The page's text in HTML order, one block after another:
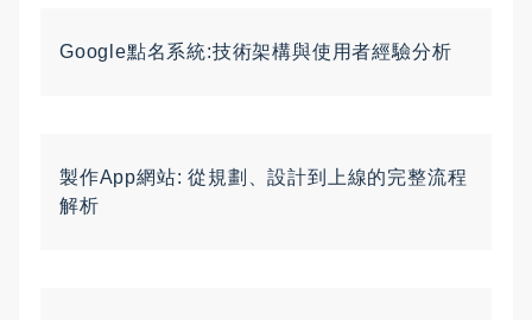
Google點名系統:技術架構與使用者經驗分析
製作App網站: 從規劃、設計到上線的完整流程
解析